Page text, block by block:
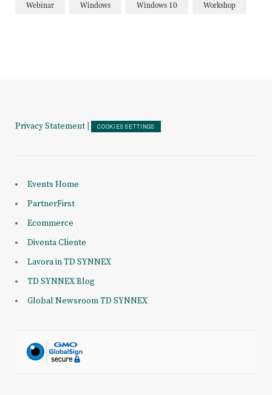
Webinar Windows Windows 10 Workshop
Privacy Statement COOKIES SETTINGS
Events Home
PartnerFirst
Ecommerce
Diventa Cliente
Lavora in TD SYNNEX
TD SYNNEX Blog
Global Newsroom TD SYNNEX